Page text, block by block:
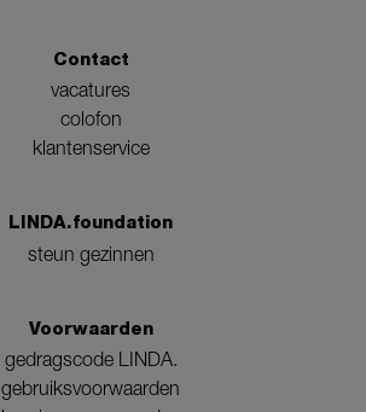
Contact
vacatures
colofon
klantenservice
LINDA.foundation
steun gezinnen
Voorwaarden
gedragscode LINDA.
gebruiksvoorwaarden